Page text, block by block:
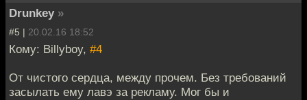
Drunkey »
#5 | 20.02.16 18:52
Кому: Billyboy, #4
От чистого сердца, между прочем. Без требований
засылать ему лавэ за рекламу. Мог бы и